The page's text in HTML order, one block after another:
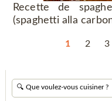
Recette de
(spaghetti alla
1 2 3